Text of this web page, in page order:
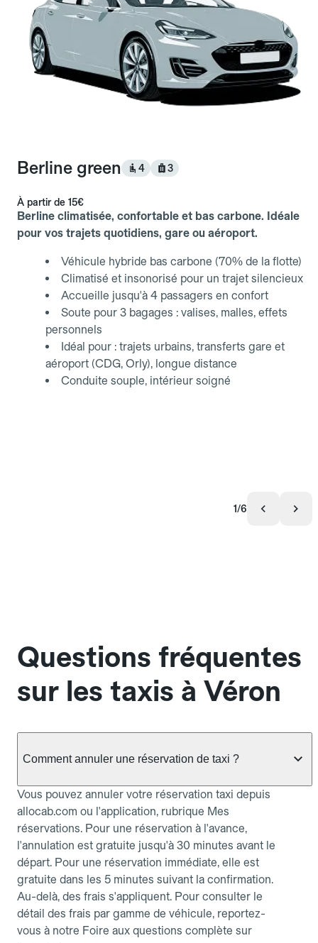
Berline green 4 3
À partir de 15€
Berline climatisée, confortable et bas carbone. Idéale
pour vos trajets quotidiens, gare ou aéroport.
Véhicule hybride bas carbone (70% de la flotte)
Climatisé et insonorisé pour un trajet silencieux
Accueille jusqu'à 4 passagers en confort
Soute pour 3 bagages : valises, malles, effets
personnels
Idéal pour : trajets urbains, transferts gare et
aéroport (CDG, Orly), longue distance
Conduite souple, intérieur soigné
1/6
Questions fréquentes
sur les taxis à Véron
Comment annuler une réservation de taxi ?
Vous pouvez annuler votre réservation taxi depuis
allocab.com ou l'application, rubrique Mes
réservations. Pour une réservation à l'avance,
l'annulation est gratuite jusqu'à 30 minutes avant le
départ. Pour une réservation immédiate, elle est
gratuite dans les 5 minutes suivant la confirmation.
Au-delà, des frais s'appliquent. Pour consulter le
détail des frais par gamme de véhicule, reportez-
vous à notre Foire aux questions complète sur